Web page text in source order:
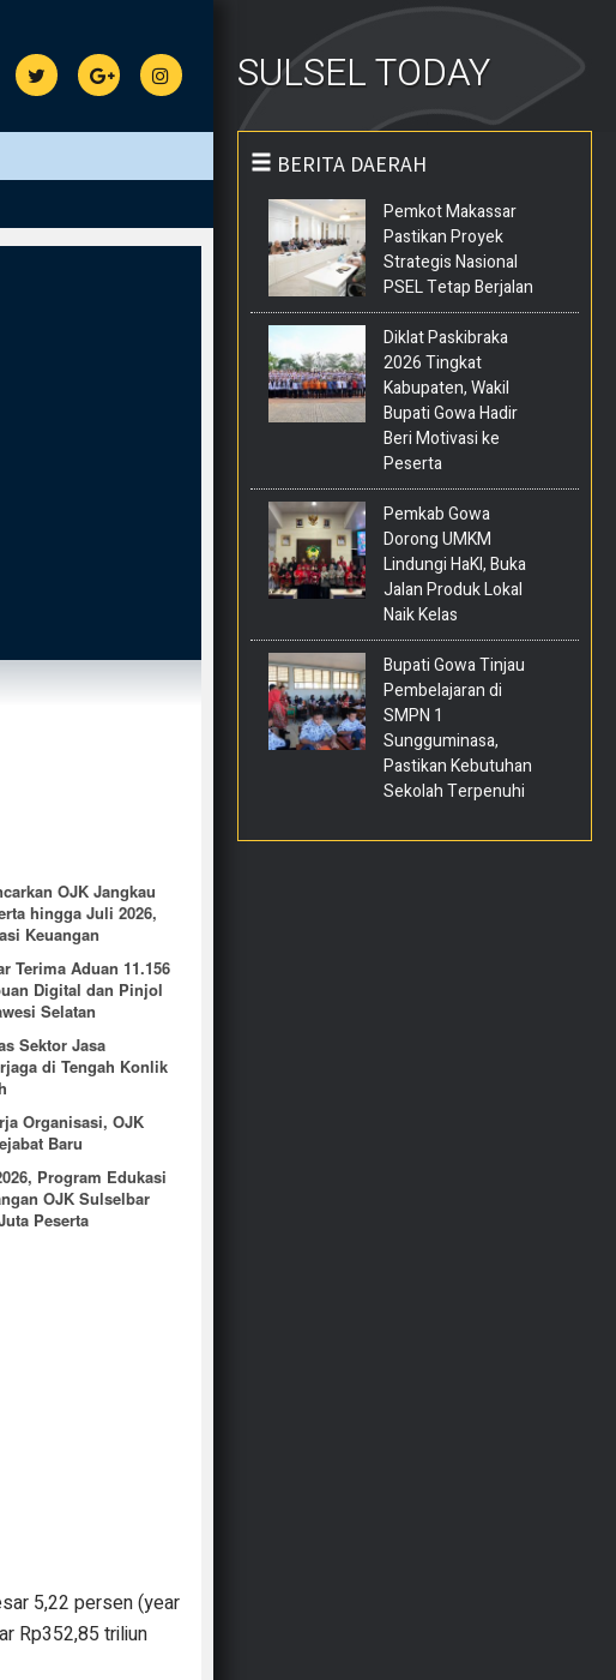
OJK Jangkau
hingga Juli 2026,
Keuangan
Terima Aduan 11.156
Digital dan Pinjol
Selatan
Sektor Jasa
di Tengah Konlik
Organisasi, OJK
Baru
Program Edukasi
OJK Sulselbar
Peserta
5,22 persen (year
Rp352,85 triliun
SULSEL TODAY
BERITA DAERAH
Pemkot Makassar
Pastikan Proyek
Strategis Nasional
PSEL Tetap Berjalan
Diklat Paskibraka
2026 Tingkat
Kabupaten, Wakil
Bupati Gowa Hadir
Beri Motivasi ke
Peserta
Pemkab Gowa
Dorong UMKM
Lindungi HaKI, Buka
Jalan Produk Lokal
Naik Kelas
Bupati Gowa Tinjau
Pembelajaran di
SMPN 1
Sungguminasa,
Pastikan Kebutuhan
Sekolah Terpenuhi